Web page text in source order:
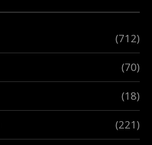
(712)
(70)
(18)
(221)